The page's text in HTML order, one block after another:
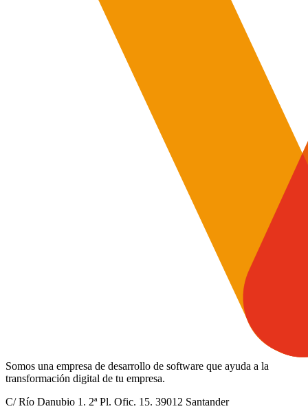
Somos una empresa de desarrollo de software que ayuda a la
transformación digital de tu empresa.
C/ Río Danubio 1. 2ª Pl. Ofic. 15. 39012 Santander